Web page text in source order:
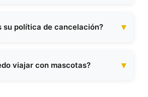
su política de cancelación?
viajar con mascotas?